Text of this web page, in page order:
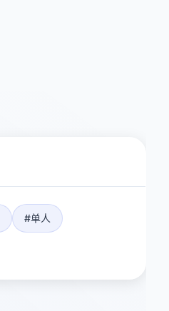
#单人